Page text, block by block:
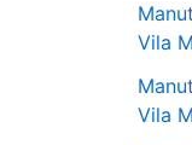
Vila
Vila